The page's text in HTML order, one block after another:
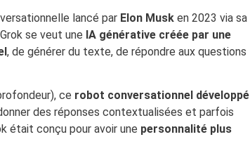
lancé par Elon Musk en 2023 via sa
se veut une IA générative créée par une
, de générer du texte, de répondre aux questions
ce robot conversationnel développé
des réponses contextualisées et parfois
était conçu pour avoir une personnalité plus